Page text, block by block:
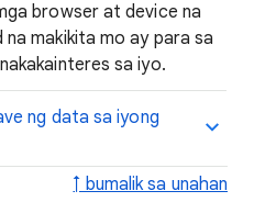
browser at device na
makikita mo ay para sa
sa iyo.
ng data sa iyong
↑ bumalik sa unahan